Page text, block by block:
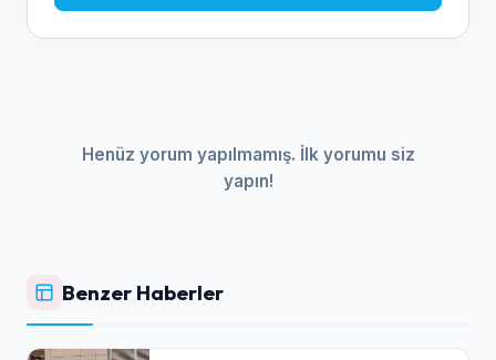
Henüz yorum yapılmamış. İlk yorumu siz
yapın!
Benzer Haberler